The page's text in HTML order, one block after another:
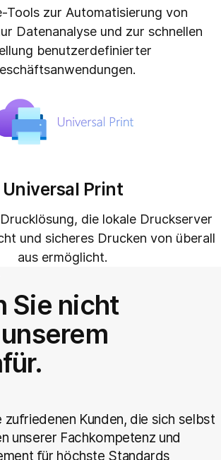
Tools zur Automatisierung von
Datenanalyse und zur schnellen
benutzerdefinierter
Universal Print
die lokale Druckserver
und sicheres Drucken von überall
aus ermöglicht.
Sie nicht
zufriedenen Kunden, die sich selbst
unserer Fachkompetenz und
für höchste Standards